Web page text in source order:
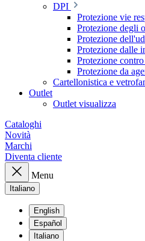
DPI
Protezione vie
Protezione degli
Protezione
Protezione dalle
Protezione
Protezione da
Cartellonistica e
Outlet
Outlet visualizza
Cataloghi
Novità
Marchi
Diventa cliente
Menu
Italiano
English
Español
Italiano